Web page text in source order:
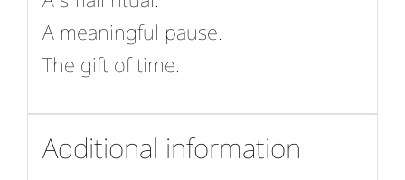
A meaningful pause.
The gift of time.
Additional information